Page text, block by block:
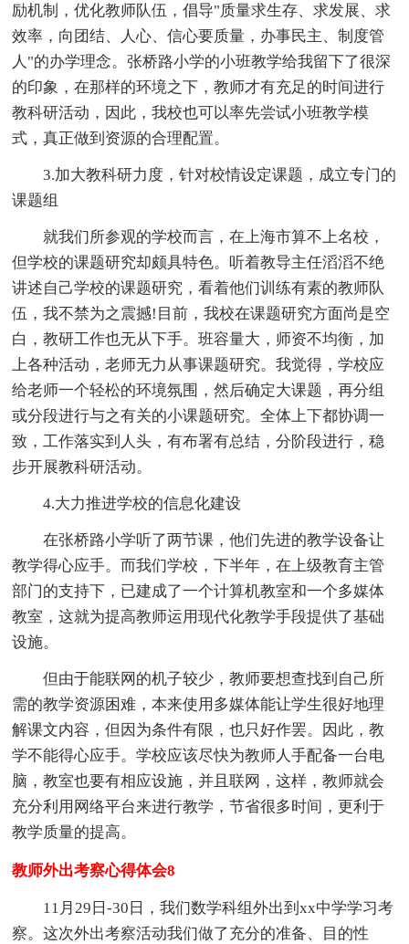
励机制，优化教师队伍，倡导"质量求生存、求发展、求
效率，向团结、人心、信心要质量，办事民主、制度管
人"的办学理念。张桥路小学的小班教学给我留下了很深
的印象，在那样的环境之下，教师才有充足的时间进行
教科研活动，因此，我校也可以率先尝试小班教学模
式，真正做到资源的合理配置。
3.加大教科研力度，针对校情设定课题，成立专门的
课题组
就我们所参观的学校而言，在上海市算不上名校，
但学校的课题研究却颇具特色。听着教导主任滔滔不绝
讲述自己学校的课题研究，看着他们训练有素的教师队
伍，我不禁为之震撼!目前，我校在课题研究方面尚是空
白，教研工作也无从下手。班容量大，师资不均衡，加
上各种活动，老师无力从事课题研究。我觉得，学校应
给老师一个轻松的环境氛围，然后确定大课题，再分组
或分段进行与之有关的小课题研究。全体上下都协调一
致，工作落实到人头，有布署有总结，分阶段进行，稳
步开展教科研活动。
4.大力推进学校的信息化建设
在张桥路小学听了两节课，他们先进的教学设备让
教学得心应手。而我们学校，下半年，在上级教育主管
部门的支持下，已建成了一个计算机教室和一个多媒体
教室，这就为提高教师运用现代化教学手段提供了基础
设施。
但由于能联网的机子较少，教师要想查找到自己所
需的教学资源困难，本来使用多媒体能让学生很好地理
解课文内容，但因为条件有限，也只好作罢。因此，教
学不能得心应手。学校应该尽快为教师人手配备一台电
脑，教室也要有相应设施，并且联网，这样，教师就会
充分利用网络平台来进行教学，节省很多时间，更利于
教学质量的提高。
教师外出考察心得体会8
11月29日-30日，我们数学科组外出到xx中学学习考
察。这次外出考察活动我们做了充分的准备、目的性